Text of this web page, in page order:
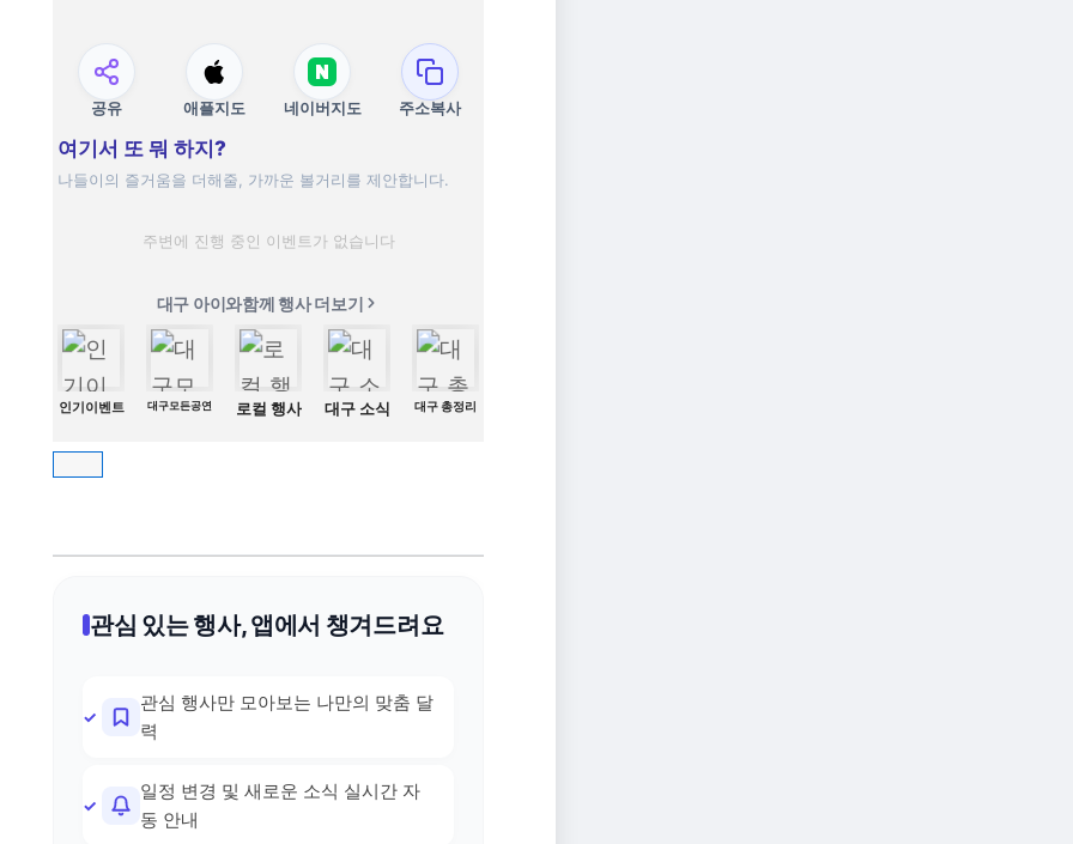
공유 애플지도 네이버지도 주소복사
여기서 또 뭐 하지?
나들이의 즐거움을 더해줄, 가까운 볼거리를 제안합니다.
주변에 진행 중인 이벤트가 없습니다
대구 아이와함께 행사 더보기
인기이벤트 대구모든공연 로컬 행사 대구 소식 대구 총정리
관심 있는 행사, 앱에서 챙겨드려요
관심 행사만 모아보는 나만의 맞춤 달
력
일정 변경 및 새로운 소식 실시간 자
동 안내